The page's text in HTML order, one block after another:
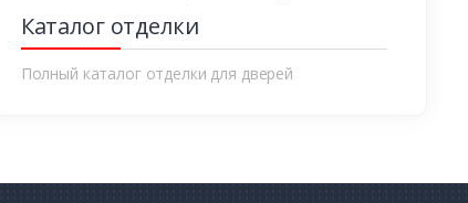
Каталог отделки
Полный каталог отделки для дверей